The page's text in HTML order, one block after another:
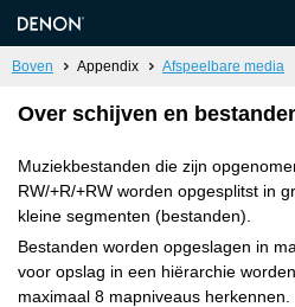
Boven Appendix Afspeelbare media
Over schijven en
Muziekbestanden die zijn
RW/+R/+RW worden opgesplitst in
kleine segmenten (bestanden).
Bestanden worden opgeslagen in
voor opslag in een hiërarchie
maximaal 8 mapniveaus herkennen.